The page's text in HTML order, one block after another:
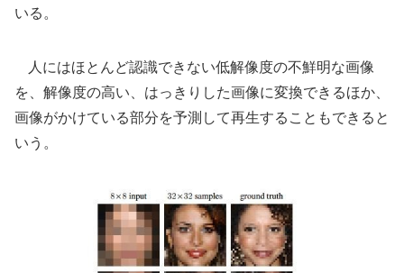
いる。
人にはほとんど認識できない低解像度の不鮮明な画像
を、解像度の高い、はっきりした画像に変換できるほか、
画像がかけている部分を予測して再生することもできると
いう。